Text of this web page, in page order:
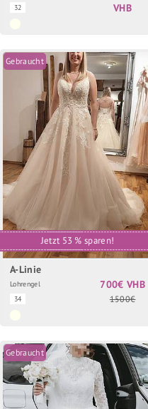
32
VHB
Gebraucht
Jetzt 53 % sparen!
A-Linie
Lohrengel
34
700€ VHB
1500€
Gebraucht